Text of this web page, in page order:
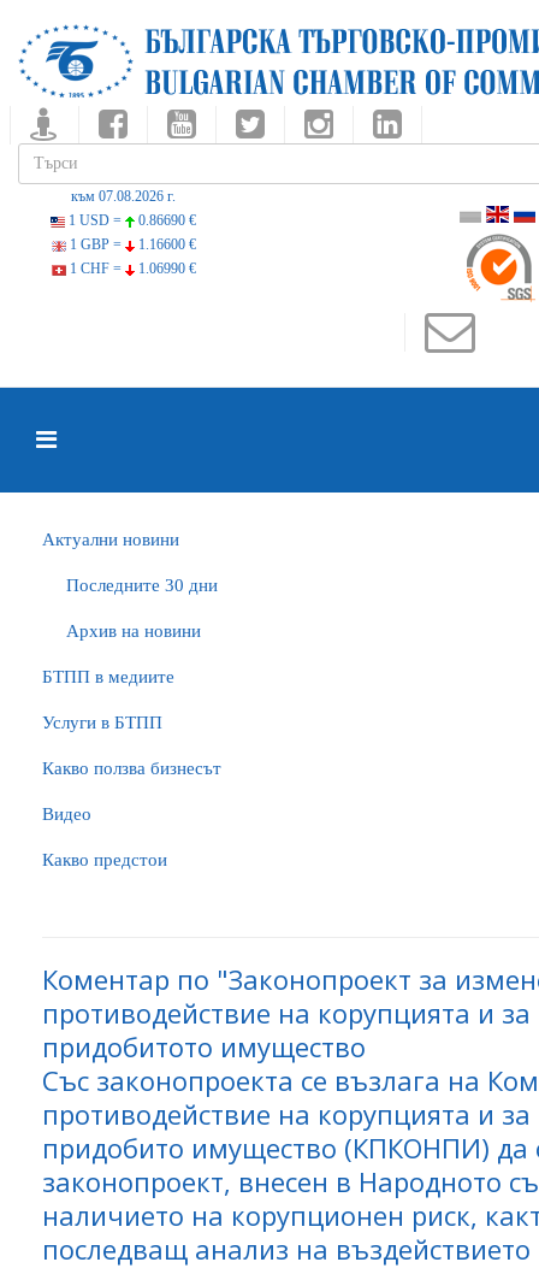
към 07.08.2026 г.
1 USD =
0.86690 €
1 GBP =
1.16600 €
1 CHF =
1.06990 €
Актуални новини
Последните 30 дни
Архив на новини
БTПП в медиите
Услуги в БТПП
Какво ползва бизнесът
Видео
Какво предстои
Коментар по "Законопроект за
противодействие на корупцията и
придобитото имущество
Със законопроекта се възлага на
противодействие на корупцията и
придобито имущество (КПКОНПИ) да
законопроект, внесен в Народното
наличието на корупционен риск,
последващ анализ на